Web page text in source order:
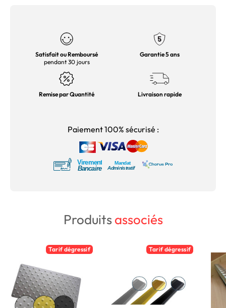
Satisfait ou Remboursé
pendant 30 jours
Garantie 5 ans
Remise par Quantité Livraison rapide
Paiement 100% sécurisé :
Produitsassociés
Tarif dégressif Tarif dégressif